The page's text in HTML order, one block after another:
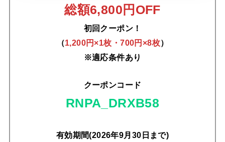
総額6,800円OFF
初回クーポン！
（1,200円×1枚・700円×8枚）
※適応条件あり
クーポンコード
RNPA_DRXB58
有効期間(2026年9月30日まで)